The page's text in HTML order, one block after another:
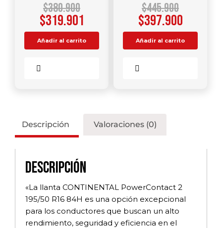
$380.900
$319.901
Añadir al carrito
$445.900
$397.900
Añadir al carrito
Descripción Valoraciones (0)
Descripción
«La llanta CONTINENTAL PowerContact 2
195/50 R16 84H es una opción excepcional
para los conductores que buscan un alto
rendimiento, seguridad y eficiencia en el